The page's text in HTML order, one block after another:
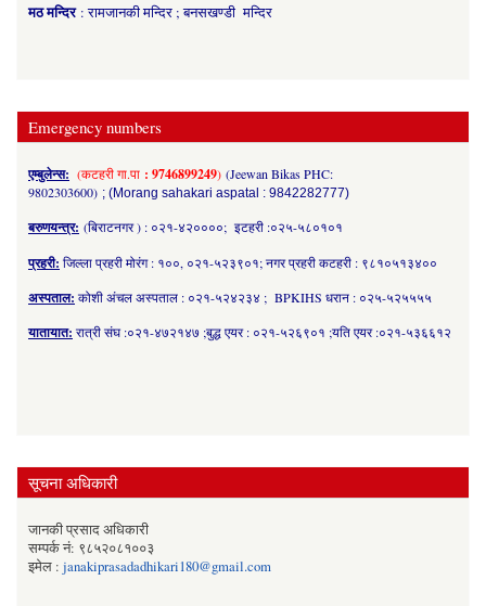
मठ मन्दिर : रामजानकी मन्दिर ; बनसखण्डी मन्दिर
Emergency numbers
एम्बुलेन्स: (कटहरी गा.पा : 9746899249) (Jeewan Bikas PHC:
9802303600) ; (Morang sahakari aspatal : 9842282777)
बरुणयन्त्र: (बिराटनगर ) : ०२१-४२००००; इटहरी :०२५-५८०१०१
प्रहरी: जिल्ला प्रहरी मोरंग : १००, ०२१-५२३९०१; नगर प्रहरी कटहरी : ९८१०५१३४००
अस्पताल: कोशी अंचल अस्पताल : ०२१-५२४२३४ ; BPKIHS धरान : ०२५-५२५५५५
यातायात: रात्री संघ :०२१-४७२१४७ ;बुद्ध एयर : ०२१-५२६९०१ ;यति एयर :०२१-५३६६१२
सूचना अधिकारी
जानकी प्रसाद अधिकारी
सम्पर्क नं: ९८५२०८१००३
इमेल : janakiprasadadhikari180@gmail.com